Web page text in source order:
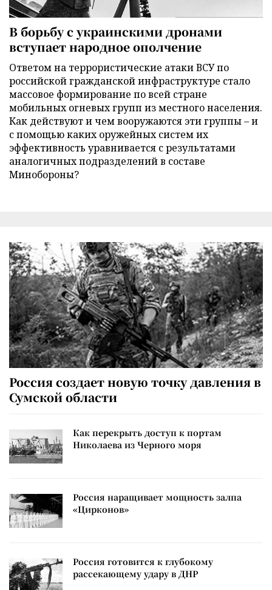
В борьбу с украинскими дронами
вступает народное ополчение
Ответом на террористические атаки ВСУ по
российской гражданской инфраструктуре стало
массовое формирование по всей стране
мобильных огневых групп из местного населения.
Как действуют и чем вооружаются эти группы – и
с помощью каких оружейных систем их
эффективность уравнивается с результатами
аналогичных подразделений в составе
Минобороны?
Россия создает новую точку давления в
Сумской области
Как перекрыть доступ к портам
Николаева из Черного моря
Россия наращивает мощность залпа
«Цирконов»
Россия готовится к глубокому
рассекающему удару в ДНР